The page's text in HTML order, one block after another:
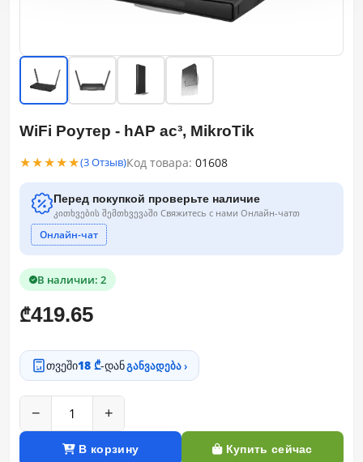
WiFi Роутер - hAP ac³, MikroTik
★★★★★(3 Отзыв)Код товара: 01608
Перед покупкой проверьте наличие
კითხვების შემთხვევაში Свяжитесь с нами Онлайн-чатთ
Онлайн-чат
В наличии: 2
₾419.65
თვეში18 ₾-დანგანვადება ›
− +
В корзину Купить сейчас